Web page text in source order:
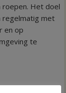
roepen. Het doel
regelmatig met
en op
te